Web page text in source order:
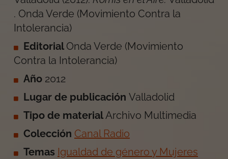
. Onda Verde (Movimiento Contra la
Intolerancia)
Editorial Onda Verde (Movimiento
Contra la Intolerancia)
Año 2012
Lugar de publicación Valladolid
Tipo de material Archivo Multimedia
Colección Canal Radio
Temas Igualdad de género y Mujeres